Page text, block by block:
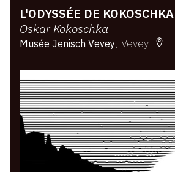
L'ODYSSÉE DE KOKOSCHKA
Oskar Kokoschka
Musée Jenisch Vevey Vevey